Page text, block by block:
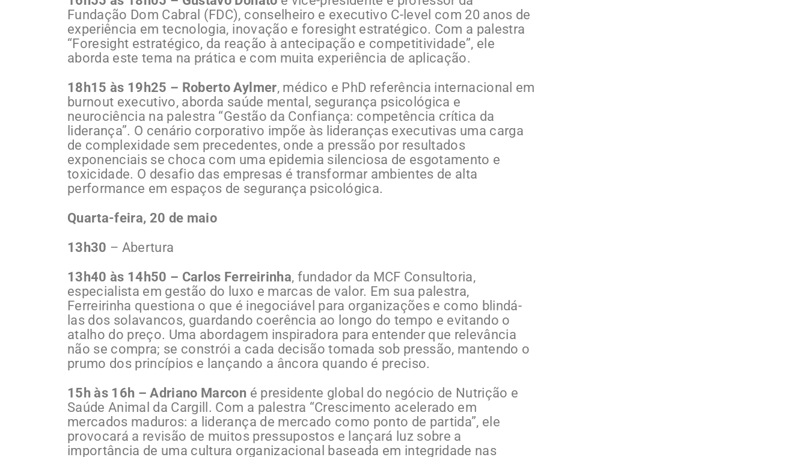
Fundação Dom Cabral (FDC), conselheiro e executivo C-level com 20 anos de
experiência em tecnologia, inovação e foresight estratégico. Com a palestra
“Foresight estratégico, da reação à antecipação e competitividade”, ele
aborda este tema na prática e com muita experiência de aplicação.
18h15 às 19h25 – Roberto Aylmer, médico e PhD referência internacional em
burnout executivo, aborda saúde mental, segurança psicológica e
neurociência na palestra “Gestão da Confiança: competência crítica da
liderança”. O cenário corporativo impõe às lideranças executivas uma carga
de complexidade sem precedentes, onde a pressão por resultados
exponenciais se choca com uma epidemia silenciosa de esgotamento e
toxicidade. O desafio das empresas é transformar ambientes de alta
performance em espaços de segurança psicológica.
Quarta-feira, 20 de maio
13h30 – Abertura
13h40 às 14h50 – Carlos Ferreirinha, fundador da MCF Consultoria,
especialista em gestão do luxo e marcas de valor. Em sua palestra,
Ferreirinha questiona o que é inegociável para organizações e como blindá-
las dos solavancos, guardando coerência ao longo do tempo e evitando o
atalho do preço. Uma abordagem inspiradora para entender que relevância
não se compra; se constrói a cada decisão tomada sob pressão, mantendo o
prumo dos princípios e lançando a âncora quando é preciso.
15h às 16h – Adriano Marcon é presidente global do negócio de Nutrição e
Saúde Animal da Cargill. Com a palestra “Crescimento acelerado em
mercados maduros: a liderança de mercado como ponto de partida”, ele
provocará a revisão de muitos pressupostos e lançará luz sobre a
importância de uma cultura organizacional baseada em integridade nas